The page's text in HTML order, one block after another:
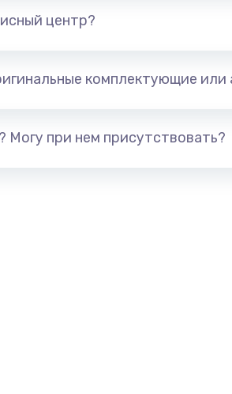
центр?
комплектующие или
при нем присутствовать?